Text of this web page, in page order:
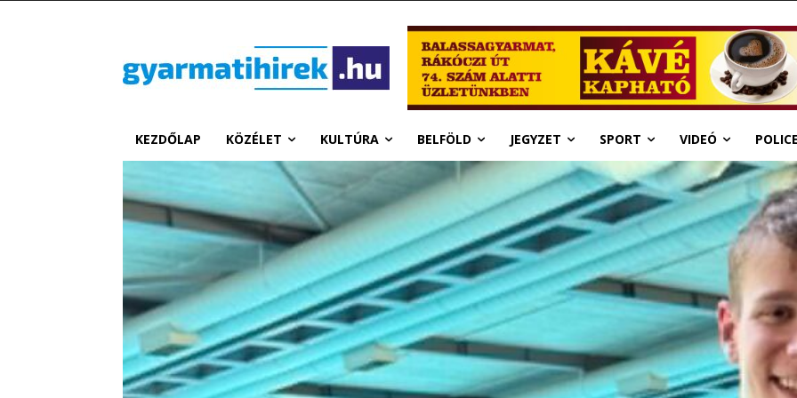
KEZDŐLAP KÖZÉLET KULTÚRA BELFÖLD JEGYZET SPORT VIDEÓ